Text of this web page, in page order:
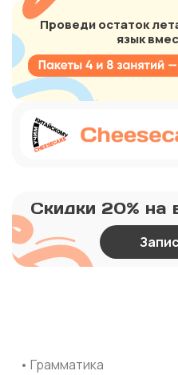
Проведи остаток
язык
Скидки 20% на
• Грамматика